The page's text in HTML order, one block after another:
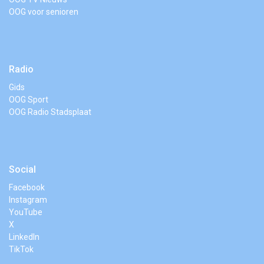
OOG voor senioren
Radio
Gids
OOG Sport
OOG Radio Stadsplaat
Social
Facebook
Instagram
YouTube
X
LinkedIn
TikTok